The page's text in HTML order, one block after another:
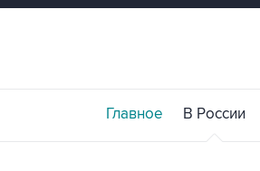
Главное В России